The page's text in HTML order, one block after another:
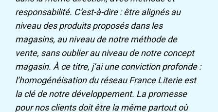
responsabilité. C’est-à-dire : être alignés au
niveau des produits proposés dans les
magasins, au niveau de notre méthode de
vente, sans oublier au niveau de notre concept
magasin. À ce titre, j’ai une conviction profonde :
l’homogénéisation du réseau France Literie est
la clé de notre développement. La promesse
pour nos clients doit être la même partout où